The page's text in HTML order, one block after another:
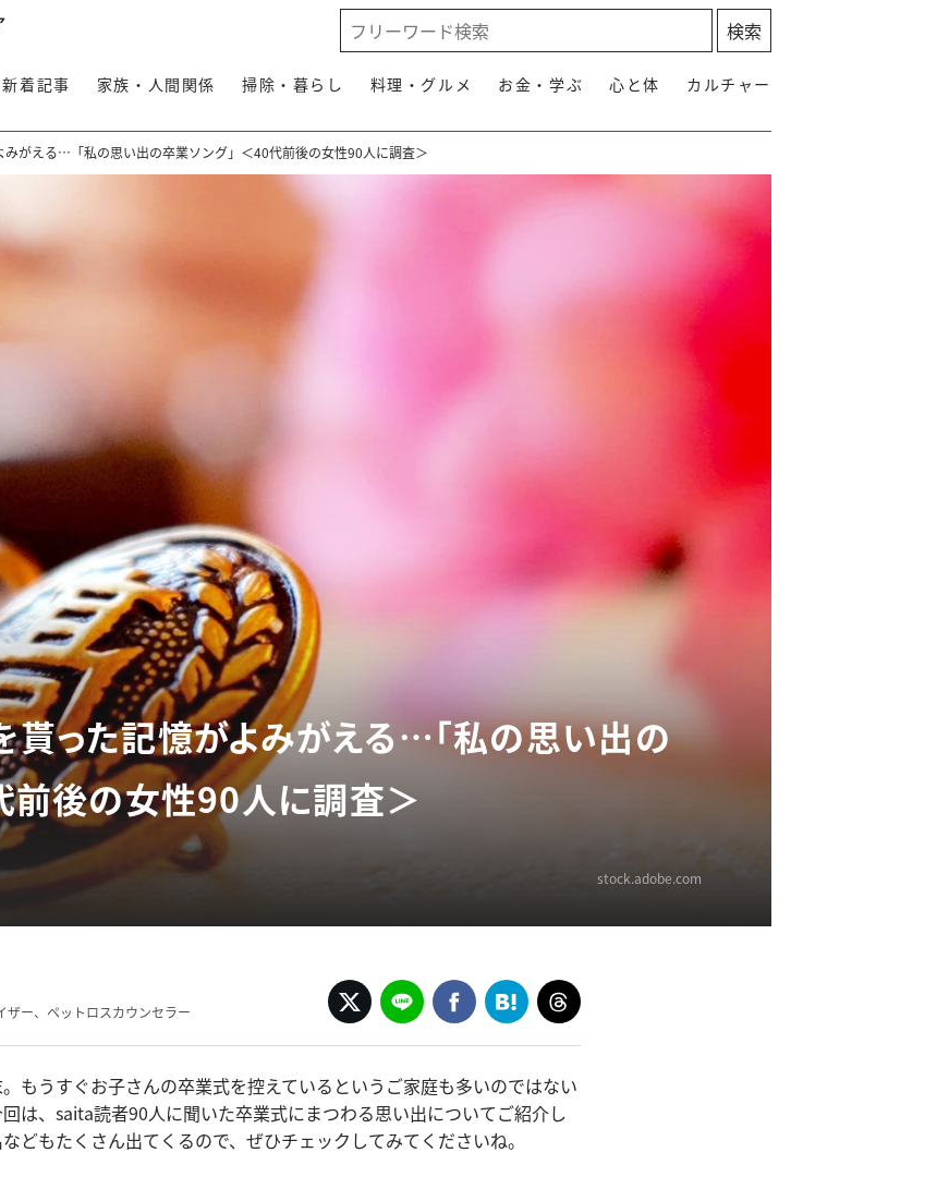
新着記事 家族・人間関係 掃除・暮らし 料理・グルメ お金・学ぶ 心と体 カルチャー
みがえる…「私の思い出の卒業ソング」＜40代前後の女性90人に調査＞
貰った記憶がよみがえる…「私の思い出の
前後の女性90人に調査＞
stock.adobe.com
ザー、ペットロスカウンセラー
もうすぐお子さんの卒業式を控えているというご家庭も多いのではない
は、saita読者90人に聞いた卒業式にまつわる思い出についてご紹介し
どもたくさん出てくるので、ぜひチェックしてみてくださいね。